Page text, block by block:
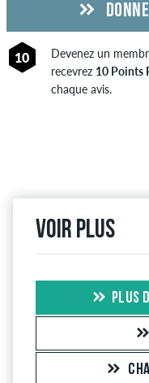
10 Devenez un
recevrez 10 Points
chaque avis.
Voir plus
PLUS